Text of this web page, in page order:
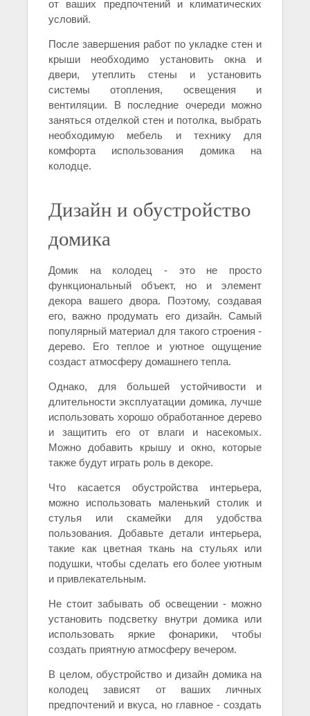
от ваших предпочтений и климатических
условий.
После завершения работ по укладке стен и
крыши необходимо установить окна и
двери, утеплить стены и установить
системы отопления, освещения и
вентиляции. В последние очереди можно
заняться отделкой стен и потолка, выбрать
необходимую мебель и технику для
комфорта использования домика на
колодце.
Дизайн и обустройство
домика
Домик на колодец - это не просто
функциональный объект, но и элемент
декора вашего двора. Поэтому, создавая
его, важно продумать его дизайн. Самый
популярный материал для такого строения -
дерево. Его теплое и уютное ощущение
создаст атмосферу домашнего тепла.
Однако, для большей устойчивости и
длительности эксплуатации домика, лучше
использовать хорошо обработанное дерево
и защитить его от влаги и насекомых.
Можно добавить крышу и окно, которые
также будут играть роль в декоре.
Что касается обустройства интерьера,
можно использовать маленький столик и
стулья или скамейки для удобства
пользования. Добавьте детали интерьера,
такие как цветная ткань на стульях или
подушки, чтобы сделать его более уютным
и привлекательным.
Не стоит забывать об освещении - можно
установить подсветку внутри домика или
использовать яркие фонарики, чтобы
создать приятную атмосферу вечером.
В целом, обустройство и дизайн домика на
колодец зависят от ваших личных
предпочтений и вкуса, но главное - создать